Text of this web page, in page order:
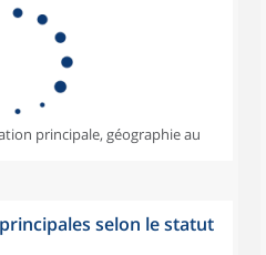
principale, géographie au
selon le statut